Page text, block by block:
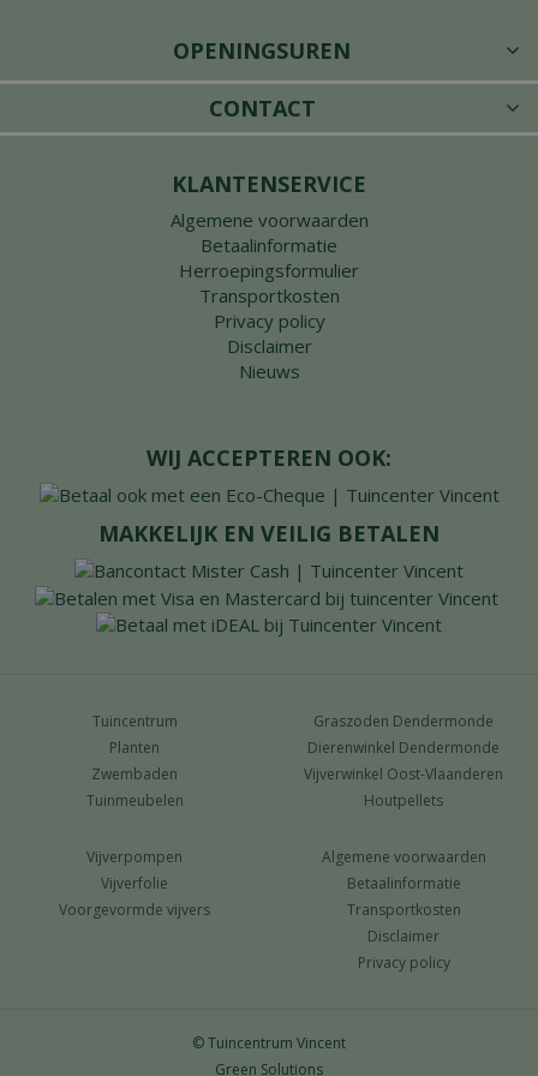
OPENINGSUREN
CONTACT
KLANTENSERVICE
Algemene voorwaarden
Betaalinformatie
Herroepingsformulier
Transportkosten
Privacy policy
Disclaimer
Nieuws
WIJ ACCEPTEREN OOK:
MAKKELIJK EN VEILIG BETALEN
Tuincentrum
Planten
Zwembaden
Tuinmeubelen
Graszoden Dendermonde
Dierenwinkel Dendermonde
Vijverwinkel Oost-Vlaanderen
Houtpellets
Vijverpompen
Vijverfolie
Voorgevormde vijvers
Algemene voorwaarden
Betaalinformatie
Transportkosten
Disclaimer
Privacy policy
© Tuincentrum Vincent
Green Solutions